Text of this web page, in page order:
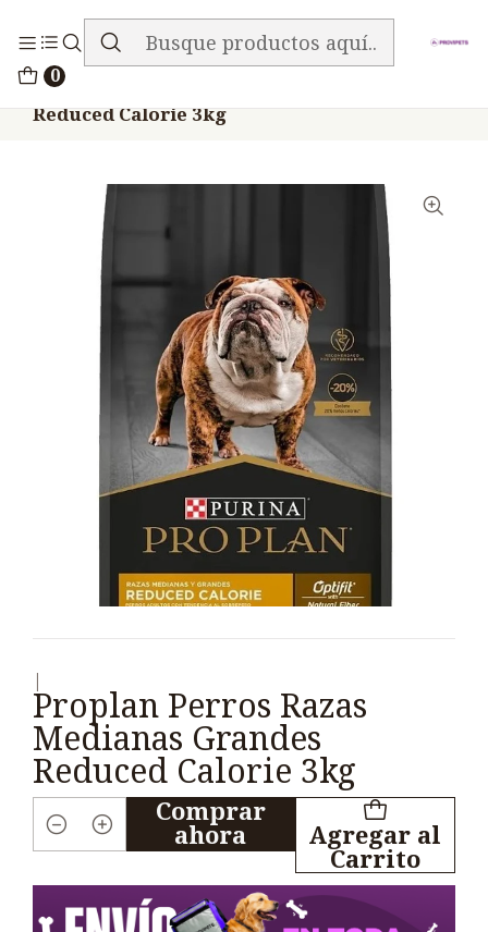
0
ENVIO GRATIS EN TODA LA TIENDA
Reduced Calorie 3kg
Proplan Perros Razas
Medianas Grandes
Reduced Calorie 3kg
Cantidad
Agregar al
Carrito
Comprar
ahora